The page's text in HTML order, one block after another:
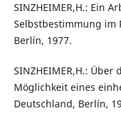
SINZHEIMER,H.: Ein
Selbstbestimmung im
Berlín, 1977.
SINZHEIMER,H.:
Möglichkeit eines
Deutschland, Berlín,